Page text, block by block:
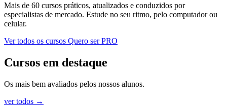
Mais de 60 cursos práticos, atualizados e conduzidos por
especialistas de mercado. Estude no seu ritmo, pelo computador ou
celular.
Ver todos os cursos Quero ser PRO
Cursos em destaque
Os mais bem avaliados pelos nossos alunos.
ver todos →